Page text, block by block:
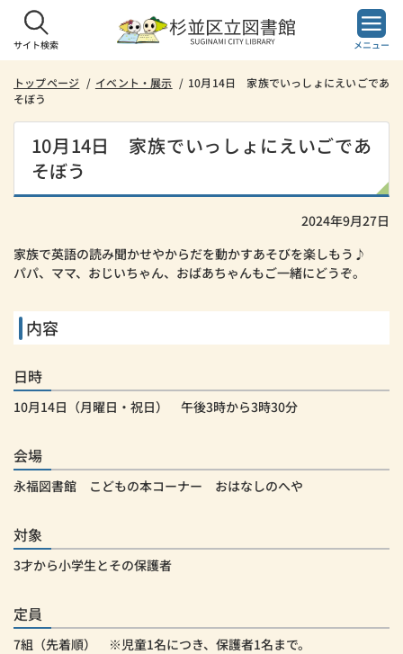
ス
サイト検索 メニュー
トップページ イベント・展示
10月14日 家族でいっしょにえいごであ
そぼう
10月14日 家族でいっしょにえいごであ
そぼう
2024年9月27日
家族で英語の読み聞かせやからだを動かすあそびを楽しもう♪
パパ、ママ、おじいちゃん、おばあちゃんもご一緒にどうぞ。
内容
日時
10月14日（月曜日・祝日） 午後3時から3時30分
会場
永福図書館 こどもの本コーナー おはなしのへや
対象
3才から小学生とその保護者
定員
7組（先着順） ※児童1名につき、保護者1名まで。